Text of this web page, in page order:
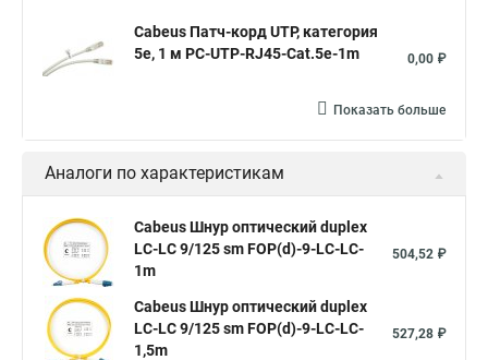
Cabeus Патч-корд UTP, категория
5e, 1 м PC-UTP-RJ45-Cat.5e-1m
0,00 ₽
Показать больше
Аналоги по характеристикам
Cabeus Шнур оптический duplex
LC-LC 9/125 sm FOP(d)-9-LC-LC-
1m
504,52 ₽
Cabeus Шнур оптический duplex
LC-LC 9/125 sm FOP(d)-9-LC-LC-
1,5m
527,28 ₽